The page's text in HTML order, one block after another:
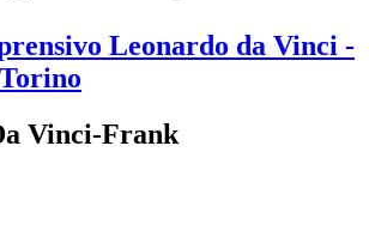
Leonardo da Vinci -
Torino
Vinci-Frank